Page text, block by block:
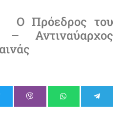
του
– Αντιναύαρχος